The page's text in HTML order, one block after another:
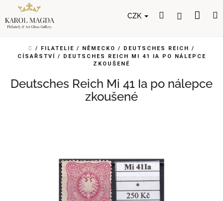
obsah
CZK HledatPřihlášení
DOMŮ
/ FILATELIE / NĚMECKO / DEUTSCHES REICH /
CÍSAŘSTVÍ /
DEUTSCHES REICH MI 41 IA PO NÁLEPCE
ZKOUŠENÉ
Deutsches Reich Mi 41 Ia po nálepce
zkoušené